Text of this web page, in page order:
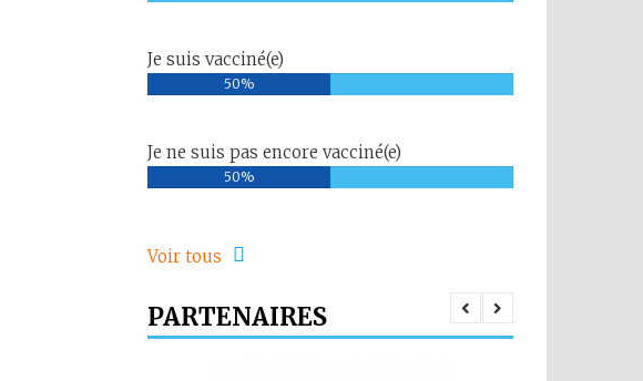
Je suis vacciné(e)
50%
Je ne suis pas encore vacciné(e)
50%
Voir tous
PARTENAIRES